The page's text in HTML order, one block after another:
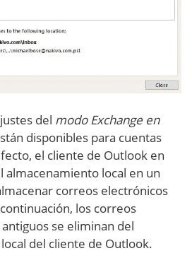
del modo Exchange en
disponibles para cuentas
el cliente de Outlook en
almacenamiento local en un
correos electrónicos
los correos
se eliminan del
del cliente de Outlook.